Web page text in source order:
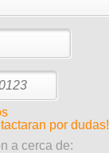
por dudas!
a cerca de: